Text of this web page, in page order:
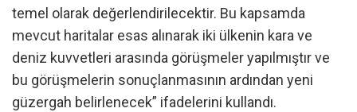
temel olarak değerlendirilecektir. Bu kapsamda
mevcut haritalar esas alınarak iki ülkenin kara ve
deniz kuvvetleri arasında görüşmeler yapılmıştır ve
bu görüşmelerin sonuçlanmasının ardından yeni
güzergah belirlenecek” ifadelerini kullandı.